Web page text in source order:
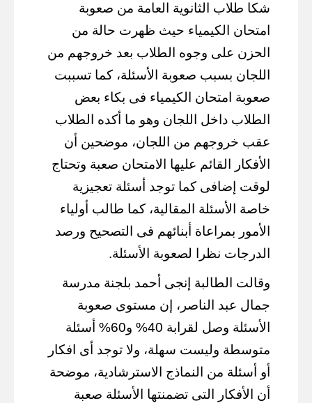
شكا طلاب الثانوية العامة من صعوبة
امتحان الكيمياء حيث ظهرت حالة من
الحزن على وجوه الطلاب بعد خروجهم من
اللجان بسبب صعوبة الأسئلة، كما تسببت
صعوبة امتحان الكيمياء فى بكاء بعض
الطلاب داخل اللجان وهو ما أكده الطلاب
عقب خروجهم من اللجان، موضحين أن
الأفكار القائم عليها الامتحان صعبة وتحتاج
لوقت إضافى كما توجد أسئلة تعجيزية
خاصة الأسئلة المقالية، كما طالب أولياء
الأمور بمراعاة أبنائهم فى التصحيح ورصد
الدرجات نظرا لصعوبة الأسئلة.
وقالت الطالبة إنجى أحمد بلجنة مدرسة
جمال عبد الناصر، إن مستوى صعوبة
الأسئلة وصل لقرابة 40% و60% أسئلة
متوسطة وليست سهلة، ولا توجد أى افكار
أو أسئلة من النماذج الاسترشادية، موضحة
أن الأفكار التى تضمنتها الأسئلة صعبة